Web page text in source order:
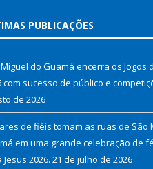
PUBLICAÇÕES
do Guamá encerra os Jogos
com sucesso de público e
de 2026
de fiéis tomam as ruas de São
em uma grande celebração de
2026. 21 de julho de 2026